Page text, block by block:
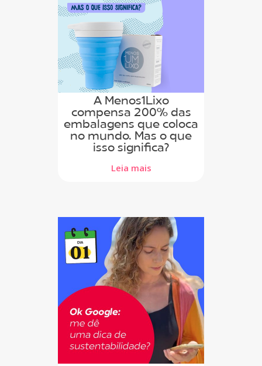
A Menos1Lixo
compensa 200% das
embalagens que coloca
no mundo. Mas o que
isso significa?
Leia mais